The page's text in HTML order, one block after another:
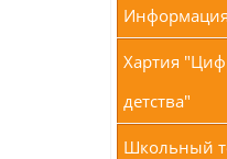
Хартия
детства"
Школьный